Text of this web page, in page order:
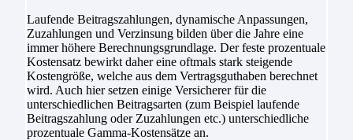
Laufende Beitragszahlungen, dynamische Anpassungen,
Zuzahlungen und Verzinsung bilden über die Jahre eine
immer höhere Berechnungsgrundlage. Der feste prozentuale
Kostensatz bewirkt daher eine oftmals stark steigende
Kostengröße, welche aus dem Vertragsguthaben berechnet
wird. Auch hier setzen einige Versicherer für die
unterschiedlichen Beitragsarten (zum Beispiel laufende
Beitragszahlung oder Zuzahlungen etc.) unterschiedliche
prozentuale Gamma-Kostensätze an.